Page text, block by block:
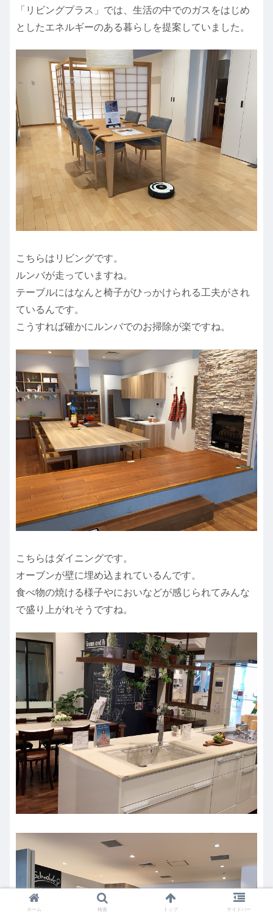
「リビングプラス」では、生活の中でのガスをはじめ
としたエネルギーのある暮らしを提案していました。
こちらはリビングです。
ルンバが走っていますね。
テーブルにはなんと椅子がひっかけられる工夫がされ
ているんです。
こうすれば確かにルンバでのお掃除が楽ですね。
こちらはダイニングです。
オーブンが壁に埋め込まれているんです。
食べ物の焼ける様子やにおいなどが感じられてみんな
で盛り上がれそうですね。
ホーム 検索 トップ サイドバー